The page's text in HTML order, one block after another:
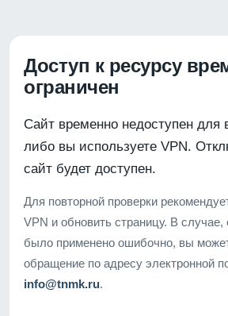
Доступ к ресурсу
ограничен
Сайт временно недоступен для
либо вы используете VPN.
сайт будет доступен.
Для повторной проверки
VPN и обновить страницу. В случае,
было применено ошибочно, вы
обращение по адресу электронной
info@tnmk.ru.